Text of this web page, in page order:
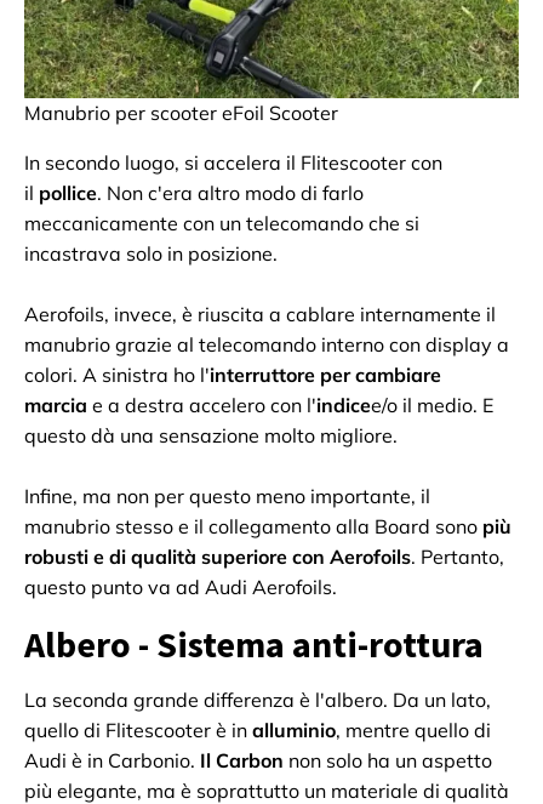
Manubrio per scooter eFoil Scooter
In secondo luogo, si accelera il Flitescooter con
il pollice. Non c'era altro modo di farlo
meccanicamente con un telecomando che si
incastrava solo in posizione.
Aerofoils, invece, è riuscita a cablare internamente il
manubrio grazie al telecomando interno con display a
colori. A sinistra ho l'interruttore per cambiare
marcia e a destra accelero con l'indicee/o il medio. E
questo dà una sensazione molto migliore.
Infine, ma non per questo meno importante, il
manubrio stesso e il collegamento alla Board sono più
robusti e di qualità superiore con Aerofoils. Pertanto,
questo punto va ad Audi Aerofoils.
Albero - Sistema anti-rottura
La seconda grande differenza è l'albero. Da un lato,
quello di Flitescooter è in alluminio, mentre quello di
Audi è in Carbonio. Il Carbon non solo ha un aspetto
più elegante, ma è soprattutto un materiale di qualità